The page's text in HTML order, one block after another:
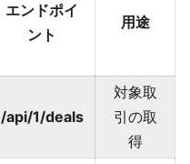
エンドポイ
ント
用途
/api/1/deals
対象取
引の取
得